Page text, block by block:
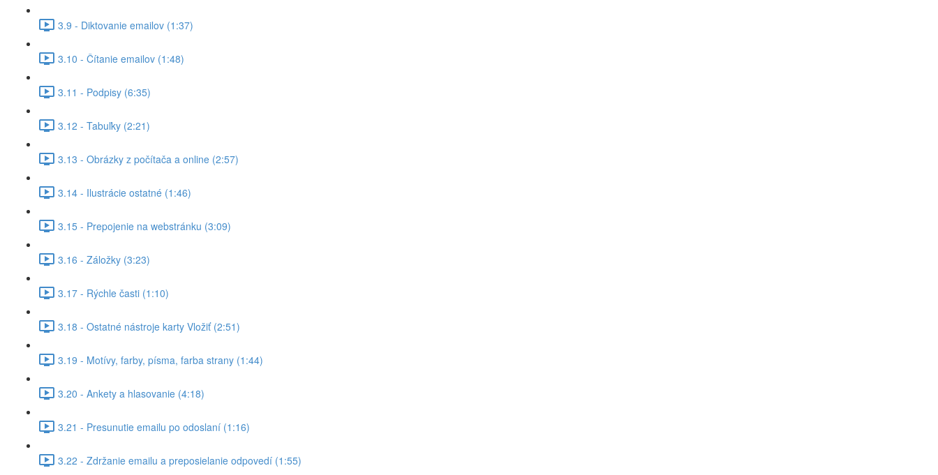
3.9 - Diktovanie emailov (1:37)
3.10 - Čítanie emailov (1:48)
3.11 - Podpisy (6:35)
3.12 - Tabuľky (2:21)
3.13 - Obrázky z počítača a online (2:57)
3.14 - Ilustrácie ostatné (1:46)
3.15 - Prepojenie na webstránku (3:09)
3.16 - Záložky (3:23)
3.17 - Rýchle časti (1:10)
3.18 - Ostatné nástroje karty Vložiť (2:51)
3.19 - Motívy, farby, písma, farba strany (1:44)
3.20 - Ankety a hlasovanie (4:18)
3.21 - Presunutie emailu po odoslaní (1:16)
3.22 - Zdržanie emailu a preposielanie odpovedí (1:55)